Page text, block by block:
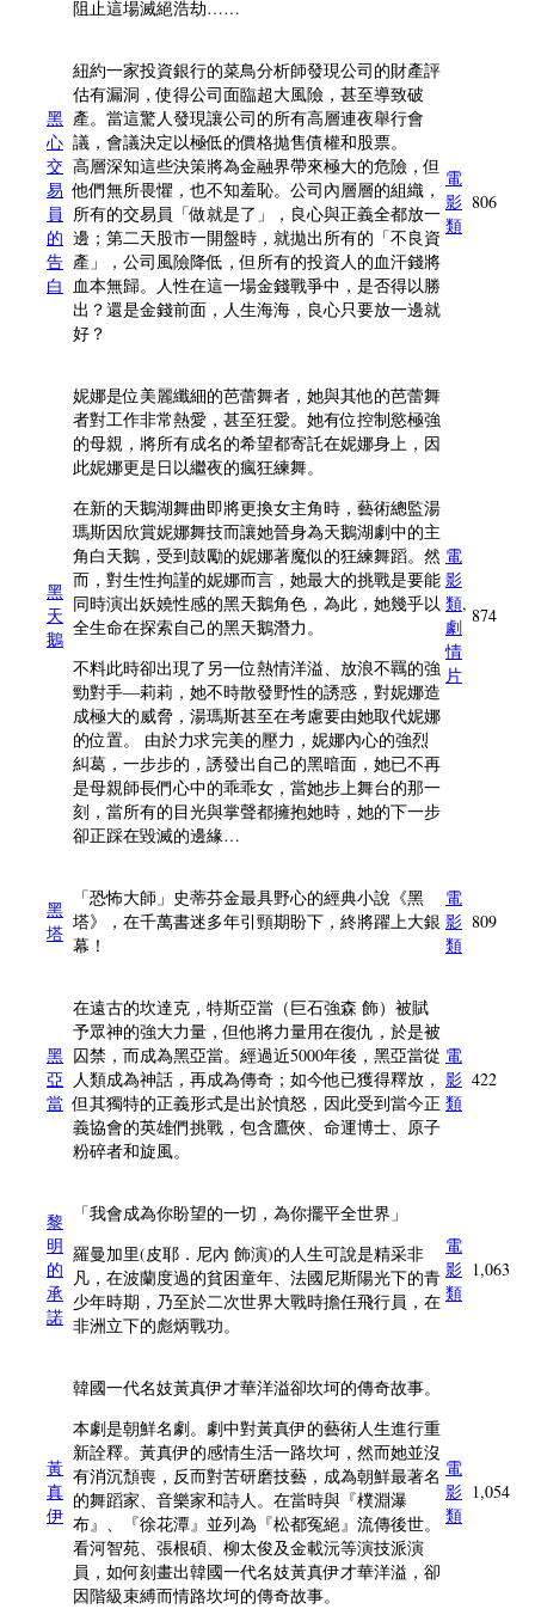
阻止這場滅絕浩劫……
黑
心
交
易
員
的
告
白
紐約一家投資銀行的菜鳥分析師發現公司的財產評
估有漏洞，使得公司面臨超大風險，甚至導致破
產。當這驚人發現讓公司的所有高層連夜舉行會
議，會議決定以極低的價格拋售債權和股票。
高層深知這些決策將為金融界帶來極大的危險，但
他們無所畏懼，也不知羞恥。公司內層層的組織，
所有的交易員「做就是了」，良心與正義全都放一
邊；第二天股市一開盤時，就拋出所有的「不良資
產」，公司風險降低，但所有的投資人的血汗錢將
血本無歸。人性在這一場金錢戰爭中，是否得以勝
出？還是金錢前面，人生海海，良心只要放一邊就
好？
電
影
類
806
黑
天
鵝
妮娜是位美麗纖細的芭蕾舞者，她與其他的芭蕾舞
者對工作非常熱愛，甚至狂愛。她有位控制慾極強
的母親，將所有成名的希望都寄託在妮娜身上，因
此妮娜更是日以繼夜的瘋狂練舞。
在新的天鵝湖舞曲即將更換女主角時，藝術總監湯
瑪斯因欣賞妮娜舞技而讓她晉身為天鵝湖劇中的主
角白天鵝，受到鼓勵的妮娜著魔似的狂練舞蹈。然
而，對生性拘謹的妮娜而言，她最大的挑戰是要能
同時演出妖嬈性感的黑天鵝角色，為此，她幾乎以
全生命在探索自己的黑天鵝潛力。
不料此時卻出現了另一位熱情洋溢、放浪不羈的強
勁對手—莉莉，她不時散發野性的誘惑，對妮娜造
成極大的威脅，湯瑪斯甚至在考慮要由她取代妮娜
的位置。 由於力求完美的壓力，妮娜內心的強烈
糾葛，一步步的，誘發出自己的黑暗面，她已不再
是母親師長們心中的乖乖女，當她步上舞台的那一
刻，當所有的目光與掌聲都擁抱她時，她的下一步
卻正踩在毀滅的邊緣…
電
影
類,
劇
情
片
874
黑
塔
「恐怖大師」史蒂芬金最具野心的經典小說《黑
塔》，在千萬書迷多年引頸期盼下，終將躍上大銀
幕！
電
影
類
809
黑
亞
當
在遠古的坎達克，特斯亞當（巨石強森 飾）被賦
予眾神的強大力量，但他將力量用在復仇，於是被
囚禁，而成為黑亞當。經過近5000年後，黑亞當從
人類成為神話，再成為傳奇；如今他已獲得釋放，
但其獨特的正義形式是出於憤怒，因此受到當今正
義協會的英雄們挑戰，包含鷹俠、命運博士、原子
粉碎者和旋風。
電
影
類
422
黎
明
的
承
諾
「我會成為你盼望的一切，為你擺平全世界」
羅曼加里(皮耶．尼內 飾演)的人生可說是精采非
凡，在波蘭度過的貧困童年、法國尼斯陽光下的青
少年時期，乃至於二次世界大戰時擔任飛行員，在
非洲立下的彪炳戰功。
電
影
類
1,063
黃
真
伊
韓國一代名妓黃真伊才華洋溢卻坎坷的傳奇故事。
本劇是朝鮮名劇。劇中對黃真伊的藝術人生進行重
新詮釋。黃真伊的感情生活一路坎坷，然而她並沒
有消沉頹喪，反而對苦研磨技藝，成為朝鮮最著名
的舞蹈家、音樂家和詩人。在當時與『樸淵瀑
布』、『徐花潭』並列為『松都冤絕』流傳後世。
看河智苑、張根碩、柳太俊及金載沅等演技派演
員，如何刻畫出韓國一代名妓黃真伊才華洋溢，卻
因階級束縛而情路坎坷的傳奇故事。
電
影
類
1,054